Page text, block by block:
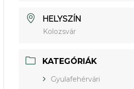
HELYSZÍN
Kolozsvár
KATEGÓRIÁK
Gyulafehérvári